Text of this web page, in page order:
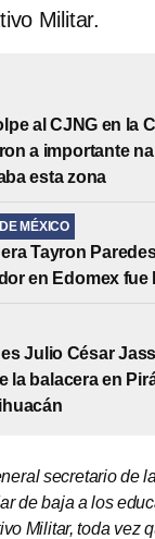
Militar.
al CJNG en la
a importante
esta zona
MÉXICO
Tayron
en Edomex
Julio César
la balacera en
secretario de
de baja a los
Militar, toda vez